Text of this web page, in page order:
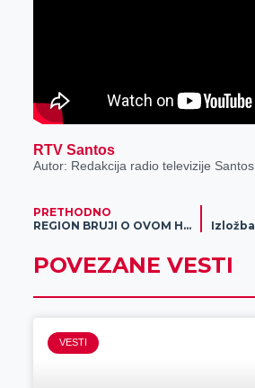
RTV Santos
Autor: Redakcija radio televizije Santos
PRETHODNO
REGION BRUJI O OVOM HELIKOPTERU: Da li i ti želiš krug oko Beograda? (VIDEO)
POVEZANE VESTI
VESTI